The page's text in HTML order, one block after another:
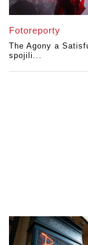
Fotoreporty
The Agony a
spojili...